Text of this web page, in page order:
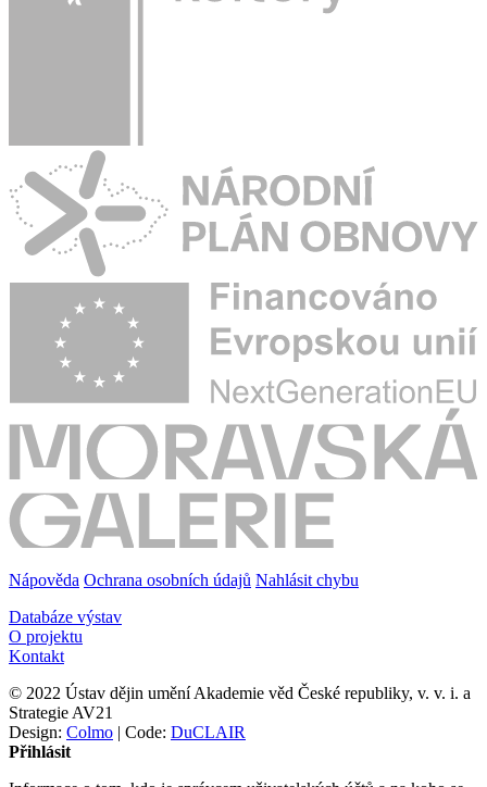
Nápověda Ochrana osobních údajů Nahlásit chybu
Databáze výstav
O projektu
Kontakt
© 2022 Ústav dějin umění Akademie věd České republiky, v. v. i. a
Strategie AV21
Design: Colmo | Code: DuCLAIR
Přihlásit